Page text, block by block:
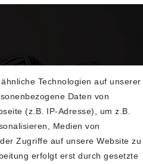
neu eingetroffenen
an
Technologien auf unserer
Daten von
(z.B. IP-Adresse), um z.B.
Medien von
Zugriffe auf unsere Website zu
erfolgt erst durch gesetzte